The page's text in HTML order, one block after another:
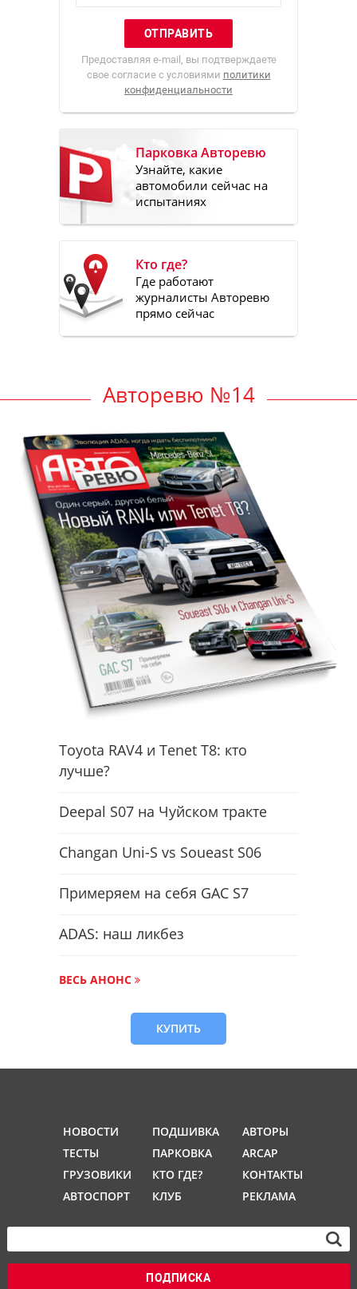
Предоставляя e-mail, вы подтверждаете
свое согласие с условиями политики
конфиденциальности
Парковка Авторевю
Узнайте, какие
автомобили сейчас на
испытаниях
Кто где?
Где работают
журналисты Авторевю
прямо сейчас
Авторевю №14
Toyota RAV4 и Tenet T8: кто
лучше?
Deepal S07 на Чуйском тракте
Changan Uni-S vs Soueast S06
Примеряем на себя GAC S7
ADAS: наш ликбез
ВЕСЬ АНОНС
КУПИТЬ
НОВОСТИ
ТЕСТЫ
ГРУЗОВИКИ
АВТОСПОРТ
ПОДШИВКА
ПАРКОВКА
КТО ГДЕ?
КЛУБ
АВТОРЫ
ARCAP
КОНТАКТЫ
РЕКЛАМА
ПОДПИСКА